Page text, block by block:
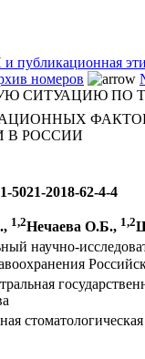
публикационная
номеров
СИТУАЦИЮ ПО
В РОССИИ
5021-2018-62-4-4
1,2Нечаева О.Б., 1,2
научно-